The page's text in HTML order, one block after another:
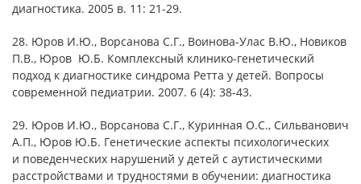
диагностика. 2005 в. 11: 21-29.
28. Юров И.Ю., Ворсанова С.Г., Воинова-Улас В.Ю., Новиков
П.В., Юров Ю.Б. Комплексный клинико-генетический
подход к диагностике синдрома Ретта у детей. Вопросы
современной педиатрии. 2007. 6 (4): 38-43.
29. Юров И.Ю., Ворсанова С.Г., Куринная О.С., Сильванович
А.П., Юров Ю.Б. Генетические аспекты психологических
и поведенческих нарушений у детей с аутистическими
расстройствами и трудностями в обучении: диагностика